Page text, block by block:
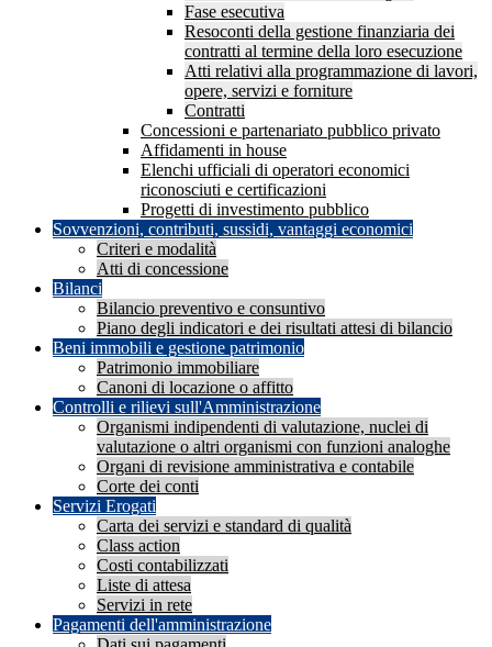
Fase esecutiva
Resoconti della gestione finanziaria dei
contratti al termine della loro esecuzione
Atti relativi alla programmazione di lavori,
opere, servizi e forniture
Contratti
Concessioni e partenariato pubblico privato
Affidamenti in house
Elenchi ufficiali di operatori economici
riconosciuti e certificazioni
Progetti di investimento pubblico
Sovvenzioni, contributi, sussidi, vantaggi economici
Criteri e modalità
Atti di concessione
Bilanci
Bilancio preventivo e consuntivo
Piano degli indicatori e dei risultati attesi di bilancio
Beni immobili e gestione patrimonio
Patrimonio immobiliare
Canoni di locazione o affitto
Controlli e rilievi sull'Amministrazione
Organismi indipendenti di valutazione, nuclei di
valutazione o altri organismi con funzioni analoghe
Organi di revisione amministrativa e contabile
Corte dei conti
Servizi Erogati
Carta dei servizi e standard di qualità
Class action
Costi contabilizzati
Liste di attesa
Servizi in rete
Pagamenti dell'amministrazione